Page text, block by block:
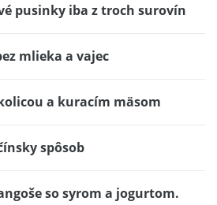
pusinky iba z troch surovín
mlieka a vajec
a kuracím mäsom
spôsob
so syrom a jogurtom.